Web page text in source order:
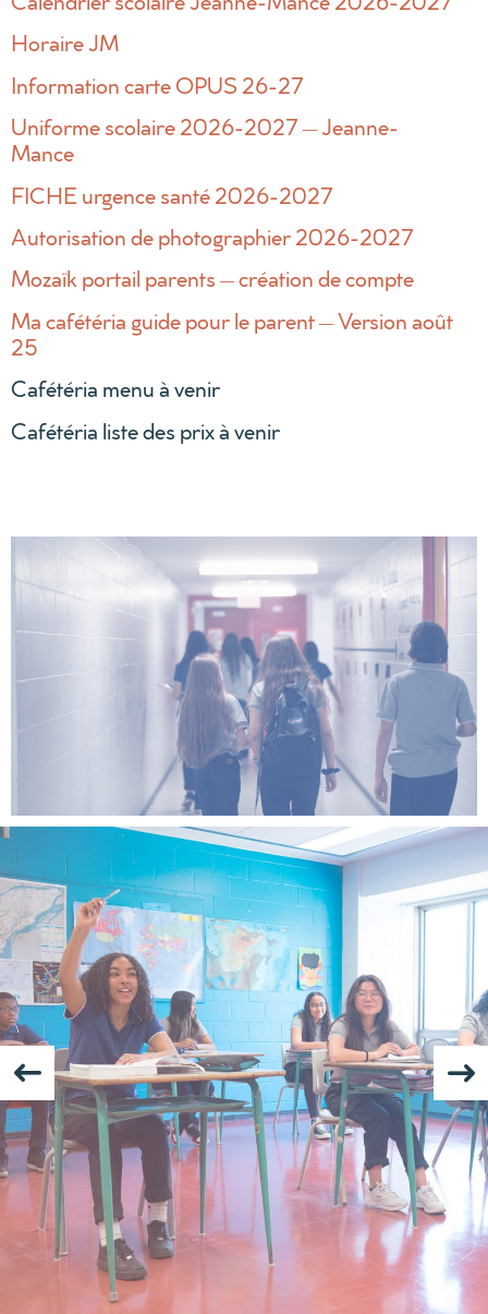
Horaire JM
Information carte OPUS 26-27
Uniforme scolaire 2026-2027 – Jeanne-
Mance
FICHE urgence santé 2026-2027
Autorisation de photographier 2026-2027
Mozaïk portail parents – création de compte
Ma cafétéria guide pour le parent – Version août
25
Cafétéria menu à venir
Cafétéria liste des prix à venir